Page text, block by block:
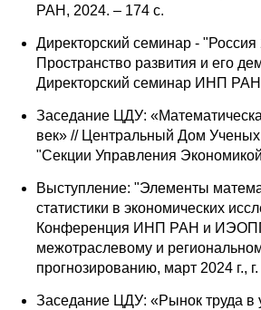
РАН, 2024. – 174 с.
Директорский семинар - "Россия
Пространство развития и его
Директорский семинар ИНП РАН
Заседание ЦДУ:
век» // Центральный Дом
"Секции Управления
Выступление: "Элементы
статистики в экономических
Конференция ИНП РАН и
межотраслевому и
прогнозированию, март 2024 г.,
Заседание ЦДУ: «Рынок труда в